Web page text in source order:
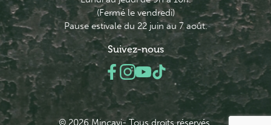
(Fermé le vendredi)
Pause estivale du 22 juin au 7 août.
Suivez-nous
© 2026 Minçavi- Tous droits réservés.